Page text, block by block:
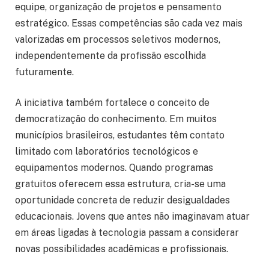
equipe, organização de projetos e pensamento
estratégico. Essas competências são cada vez mais
valorizadas em processos seletivos modernos,
independentemente da profissão escolhida
futuramente.
A iniciativa também fortalece o conceito de
democratização do conhecimento. Em muitos
municípios brasileiros, estudantes têm contato
limitado com laboratórios tecnológicos e
equipamentos modernos. Quando programas
gratuitos oferecem essa estrutura, cria-se uma
oportunidade concreta de reduzir desigualdades
educacionais. Jovens que antes não imaginavam atuar
em áreas ligadas à tecnologia passam a considerar
novas possibilidades acadêmicas e profissionais.